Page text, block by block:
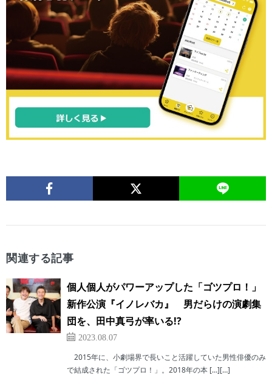
関連する記事
個人個人がパワーアップした「ゴツプロ！」
新作公演『イノレバカ』 男だらけの演劇集
団を、田中真弓が率いる!?
2023.08.07
2015年に、小劇場界で長いこと活躍していた男性俳優のみ
で結成された「ゴツプロ！」。2018年の本 […][…]